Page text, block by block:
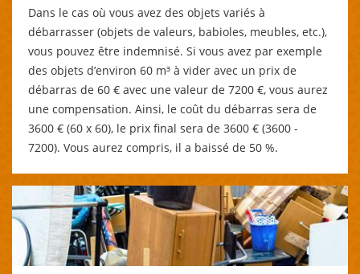
Dans le cas où vous avez des objets variés à
débarrasser (objets de valeurs, babioles, meubles, etc.),
vous pouvez être indemnisé. Si vous avez par exemple
des objets d’environ 60 m³ à vider avec un prix de
débarras de 60 € avec une valeur de 7200 €, vous aurez
une compensation. Ainsi, le coût du débarras sera de
3600 € (60 x 60), le prix final sera de 3600 € (3600 -
7200). Vous aurez compris, il a baissé de 50 %.